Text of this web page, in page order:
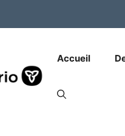
Accueil